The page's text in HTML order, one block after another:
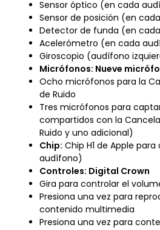
Sensor óptico (en cada
Sensor de posición (en
Detector de funda (en
Acelerómetro (en cada
Giroscopio (audífono
Micrófonos: Nueve
Ocho micrófonos para la
de Ruido
Tres micrófonos para
compartidos con la
Ruido y uno adicional)
Chip: Chip H1 de Apple
audífono)
Controles: Digital Crown
Gira para controlar el
Presiona una vez para
contenido multimedia
Presiona una vez para